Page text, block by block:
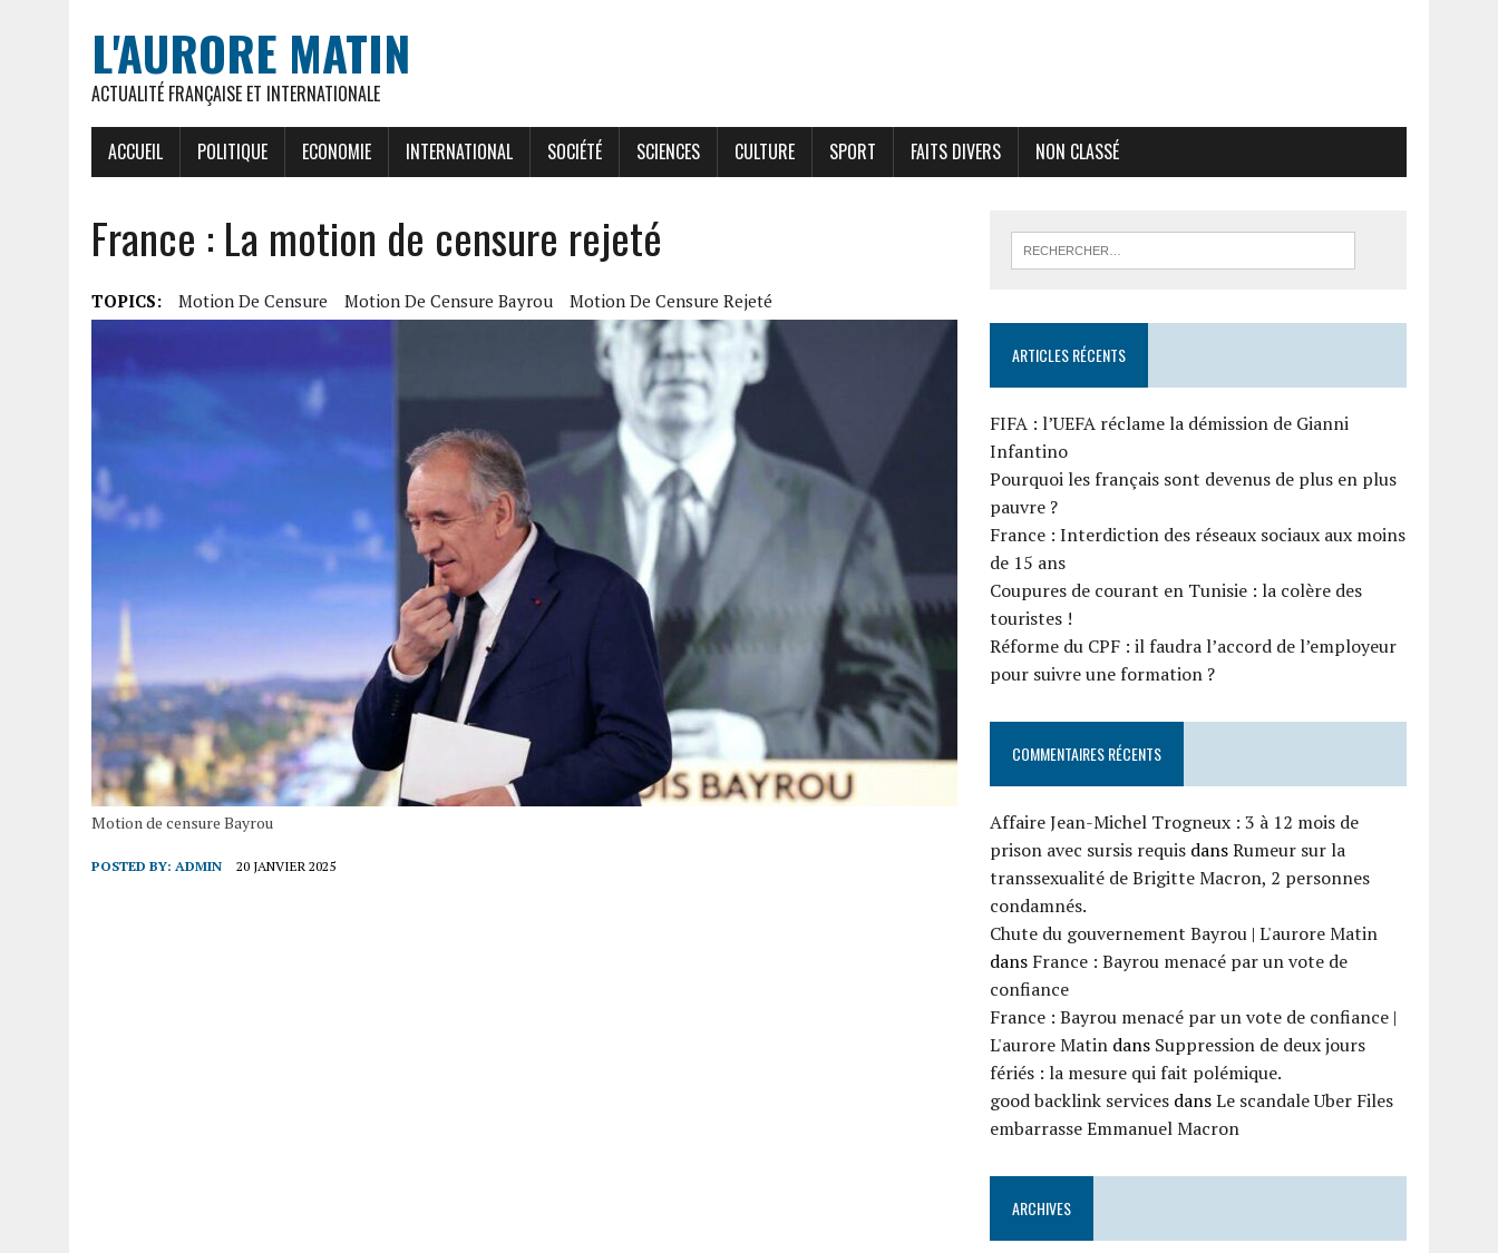
L'AURORE MATIN
ACTUALITÉ FRANÇAISE ET INTERNATIONALE
ACCUEIL POLITIQUE ECONOMIE INTERNATIONAL SOCIÉTÉ SCIENCES CULTURE SPORT FAITS DIVERS NON CLASSÉ
France : La motion de censure rejeté
TOPICS: Motion De Censure Motion De Censure Bayrou Motion De Censure Rejeté
Motion de censure Bayrou
POSTED BY: ADMIN 20 JANVIER 2025
ARTICLES RÉCENTS
FIFA : l’UEFA réclame la démission de Gianni
Infantino
Pourquoi les français sont devenus de plus en plus
pauvre ?
France : Interdiction des réseaux sociaux aux moins
de 15 ans
Coupures de courant en Tunisie : la colère des
touristes !
Réforme du CPF : il faudra l’accord de l’employeur
pour suivre une formation ?
COMMENTAIRES RÉCENTS
Affaire Jean-Michel Trogneux : 3 à 12 mois de
prison avec sursis requis dansRumeur sur la
transsexualité de Brigitte Macron, 2 personnes
condamnés.
Chute du gouvernement Bayrou | L'aurore Matin
dans France : Bayrou menacé par un vote de
confiance
France : Bayrou menacé par un vote de confiance |
L'aurore Matin dans Suppression de deux jours
fériés : la mesure qui fait polémique.
good backlink services dansLe scandale Uber Files
embarrasse Emmanuel Macron
ARCHIVES